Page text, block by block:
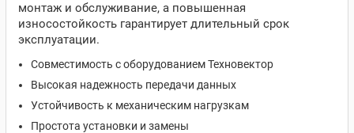
монтаж и обслуживание, а повышенная
износостойкость гарантирует длительный срок
эксплуатации.
Совместимость с оборудованием Техновектор
Высокая надежность передачи данных
Устойчивость к механическим нагрузкам
Простота установки и замены